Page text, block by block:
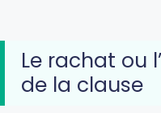
Le rachat ou
de la clause